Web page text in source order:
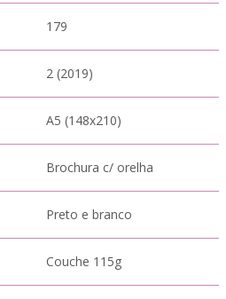
179
2 (2019)
A5 (148x210)
Brochura c/ orelha
Preto e branco
Couche 115g